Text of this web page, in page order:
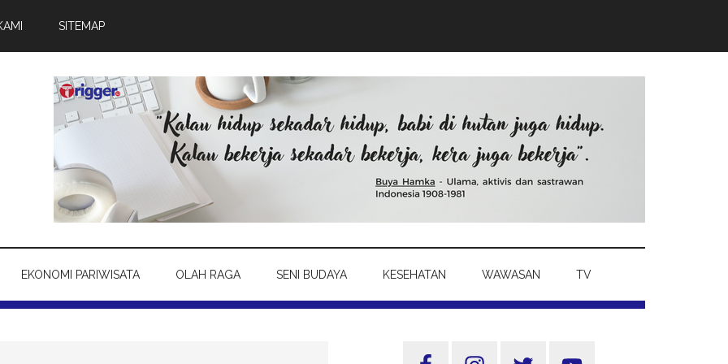
SITEMAP
EKONOMI PARIWISATA OLAH RAGA SENI BUDAYA KESEHATAN WAWASAN TV
Sidebar